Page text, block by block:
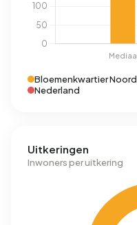
Bloemenkwartier Noord
Nederland
Uitkeringen
Inwoners per uitkering